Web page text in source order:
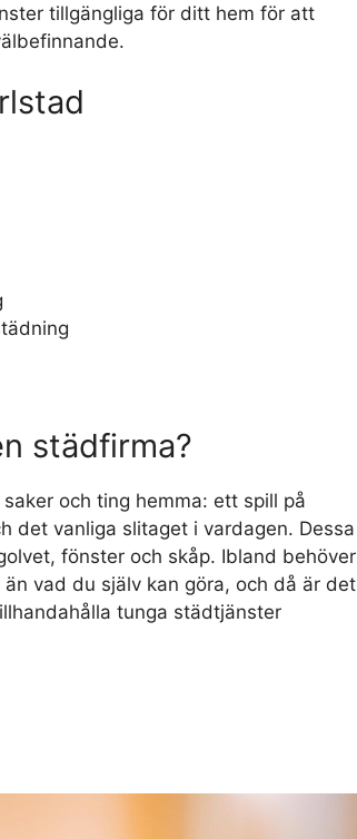
tillgängliga för ditt hem för att
städfirma?
och ting hemma: ett spill på
det vanliga slitaget i vardagen. Dessa
fönster och skåp. Ibland behöver
vad du själv kan göra, och då är det
tunga städtjänster